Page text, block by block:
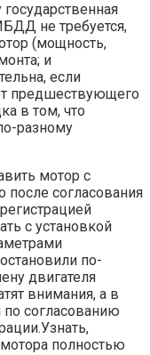
не требуется,
(мощность,
и
если
предшествующего
в том, что
разному
мотор с
согласования
с установкой
по-
двигателя
внимания, а в
по согласованию
полностью